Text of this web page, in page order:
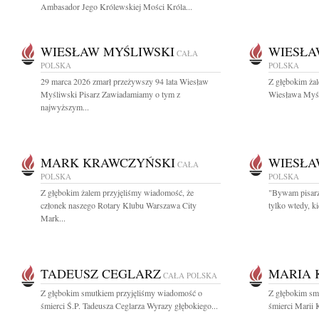
Ambasador Jego Królewskiej Mości Króla...
WIESŁAW MYŚLIWSKI CAŁA
POLSKA
29 marca 2026 zmarł przeżywszy 94 lata Wiesław
Myśliwski Pisarz Zawiadamiamy o tym z
najwyższym...
POLSKA
Z głębokim
Wiesława
MARK KRAWCZYŃSKI CAŁA
POLSKA
Z głębokim żalem przyjęliśmy wiadomość, że
członek naszego Rotary Klubu Warszawa City
Mark...
POLSKA
"Bywam
tylko wtedy,
TADEUSZ CEGLARZ CAŁA POLSKA
Z głębokim smutkiem przyjęliśmy wiadomość o
śmierci Ś.P. Tadeusza Ceglarza Wyrazy głębokiego...
MARIA
Z głębokim
śmierci Marii